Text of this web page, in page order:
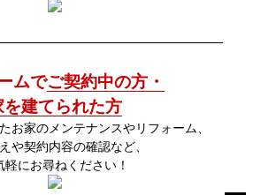
ムでご契約中の方・
を建てられた方
お家のメンテナンスやリフォーム、
や契約内容の確認など、
軽にお尋ねください！